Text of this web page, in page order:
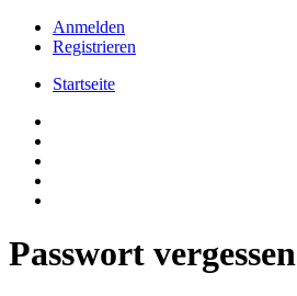
Anmelden
Registrieren
Startseite
Passwort vergessen